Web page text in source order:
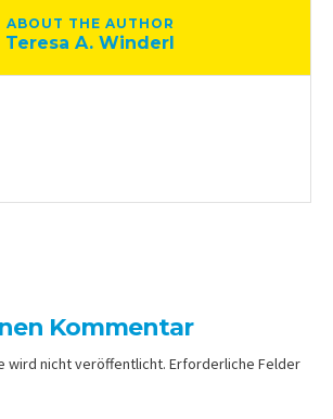
ABOUT THE AUTHOR
Teresa A. Winderl
Kommentar
wird nicht veröffentlicht. Erforderliche Felder